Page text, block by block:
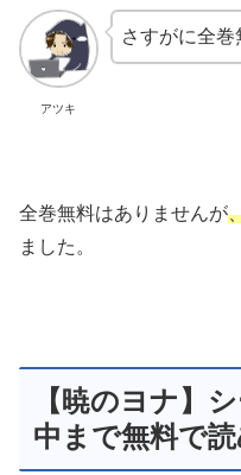
アツキ
さすがに全巻
全巻無料はありませんが
ました。
【暁のヨナ】
中まで無料で読